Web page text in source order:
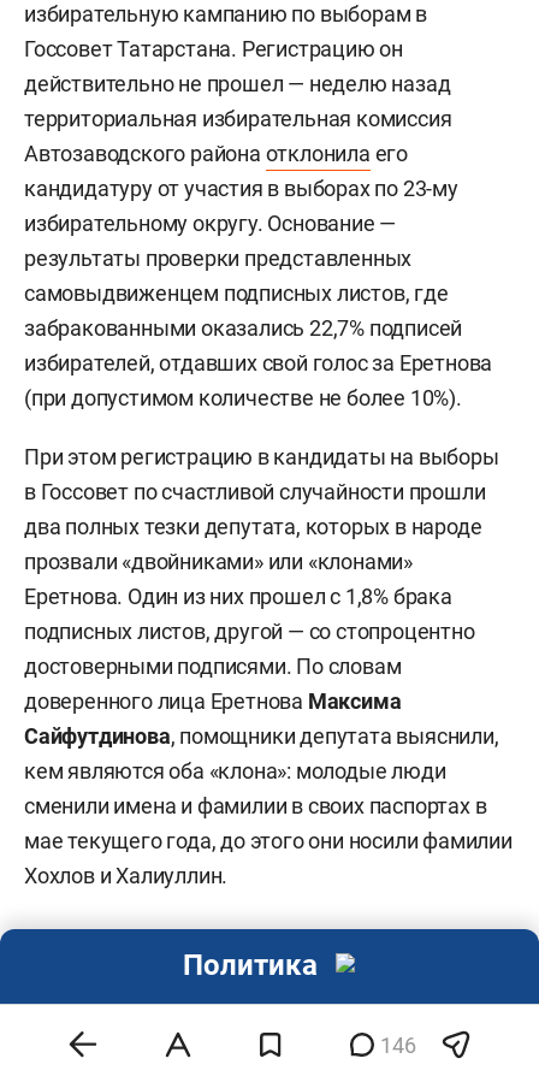
избирательную кампанию по выборам в
Госсовет Татарстана. Регистрацию он
действительно не прошел — неделю назад
территориальная избирательная комиссия
Автозаводского района отклонила его
кандидатуру от участия в выборах по 23-му
избирательному округу. Основание —
результаты проверки представленных
самовыдвиженцем подписных листов, где
забракованными оказались 22,7% подписей
избирателей, отдавших свой голос за Еретнова
(при допустимом количестве не более 10%).
При этом регистрацию в кандидаты на выборы
в Госсовет по счастливой случайности прошли
два полных тезки депутата, которых в народе
прозвали «двойниками» или «клонами»
Еретнова. Один из них прошел с 1,8% брака
подписных листов, другой — со стопроцентно
достоверными подписями. По словам
доверенного лица Еретнова Максима
Сайфутдинова, помощники депутата выяснили,
кем являются оба «клона»: молодые люди
сменили имена и фамилии в своих паспортах в
мае текущего года, до этого они носили фамилии
Хохлов и Халиуллин.
о
146
Политика